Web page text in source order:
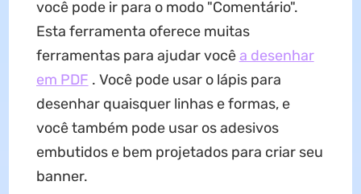
você pode ir para o modo "Comentário".
Esta ferramenta oferece muitas
ferramentas para ajudar vocêa desenhar
em PDF . Você pode usar o lápis para
desenhar quaisquer linhas e formas, e
você também pode usar os adesivos
embutidos e bem projetados para criar seu
banner.